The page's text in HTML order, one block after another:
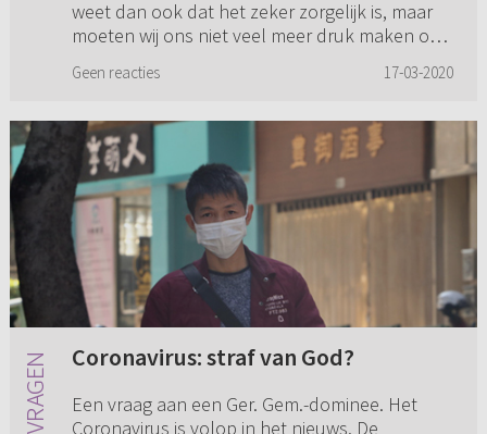
weet dan ook dat het zeker zorgelijk is, maar
moeten wij ons niet veel meer druk maken om
Geen reacties 17-03-2020
Coronavirus: straf van God?
Een vraag aan een Ger. Gem.-dominee. Het
Coronavirus is volop in het nieuws. De